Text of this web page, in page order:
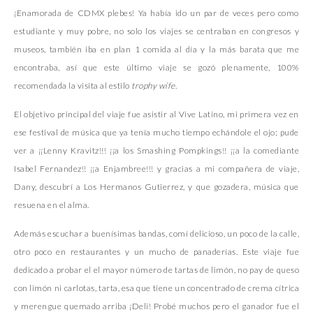
¡Enamorada de CDMX plebes! Ya había ido un par de veces pero como
estudiante y muy pobre, no solo los viajes se centraban en congresos y
museos, también iba en plan 1 comida al día y la más barata que me
encontraba, así que este último viaje se gozó plenamente, 100%
recomendada la visita al estilo trophy wife.
El objetivo principal del viaje fue asistir al Vive Latino, mi primera vez en
ese festival de música que ya tenía mucho tiempo echándole el ojo; pude
ver a ¡¡Lenny Kravitz!!! ¡¡a los Smashing Pompkings!! ¡¡a la comediante
Isabel Fernandez!! ¡¡a Enjambree!!! y gracias a mi compañera de viaje,
Dany, descubrí a Los Hermanos Gutierrez, y que gozadera, música que
resuena en el alma.
Además escuchar a buenísimas bandas, comí delicioso, un poco de la calle,
otro poco en restaurantes y un mucho de panaderías. Este viaje fue
dedicado a probar el el mayor número de tartas de limón, no pay de queso
con limón ni carlotas, tarta, esa que tiene un concentrado de crema cítrica
y merengue quemado arriba ¡Deli! Probé muchos pero el ganador fue el